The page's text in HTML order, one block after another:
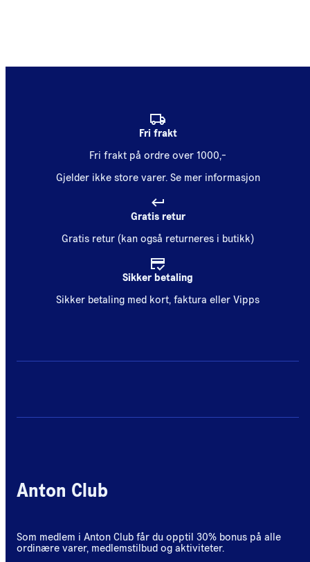
Fri frakt
Fri frakt på ordre over 1000,-
Gjelder ikke store varer. Se mer informasjon
Gratis retur
Gratis retur (kan også returneres i butikk)
Sikker betaling
Sikker betaling med kort, faktura eller Vipps
Anton Club
Som medlem i Anton Club får du opptil 30% bonus på alle
ordinære varer, medlemstilbud og aktiviteter.